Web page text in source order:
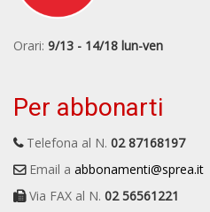
Orari: 9/13 - 14/18 lun-ven
Per abbonarti
Telefona al N. 02 87168197
Email a abbonamenti@sprea.it
Via FAX al N. 02 56561221